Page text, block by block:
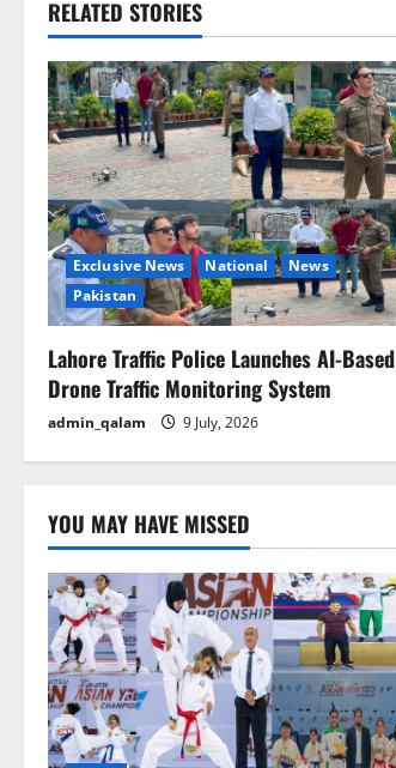
t
n
a
v
i
g
a
t
i
o
n
RELATED STORIES
Exclusive News National
News
Pakistan
Lahore Traffic Police Launches AI-Based
Drone Traffic Monitoring System
admin_qalam 9 July, 2026
YOU MAY HAVE MISSED